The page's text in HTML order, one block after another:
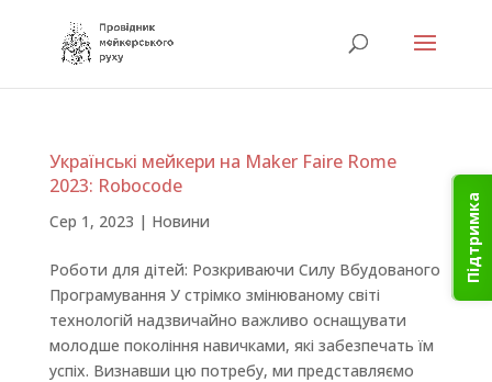
Підтримка
Українські мейкери на Maker Faire Rome
2023: Robocode
Сер 1, 2023 | Новини
Роботи для дітей: Розкриваючи Силу Вбудованого
Програмування У стрімко змінюваному світі
технологій надзвичайно важливо оснащувати
молодше покоління навичками, які забезпечать їм
успіх. Визнавши цю потребу, ми представляємо